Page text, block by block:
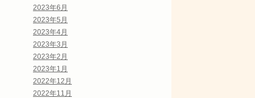
2023年6月
2023年5月
2023年4月
2023年3月
2023年2月
2023年1月
2022年12月
2022年11月